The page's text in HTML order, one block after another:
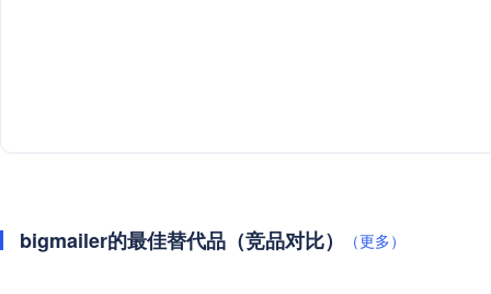
bigmailer的最佳替代品（竞品对比） （更多）